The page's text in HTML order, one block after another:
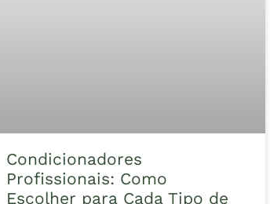
Condicionadores
Profissionais: Como
Escolher para Cada Tipo de